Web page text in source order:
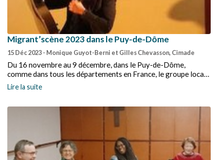
Migrant’scène 2023 dans le Puy-de-Dôme
15 Déc 2023- Monique Guyot-Berni et Gilles Chevasson, Cimade
Du 16 novembre au 9 décembre, dans le Puy-de-Dôme,
comme dans tous les départements en France, le groupe local
Cimade63 a organisé des événements Migrant’scène sur la
thématique Libertés ! Dans l’égalité et la solidarité.
Lire la suite